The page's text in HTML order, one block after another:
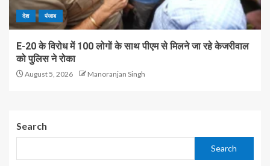
देश पंजाब
E-20 के विरोध में 100 लोगों के साथ पीएम से मिलने जा रहे केजरीवाल
को पुलिस ने रोका
August 5, 2026 Manoranjan Singh
Search
Search